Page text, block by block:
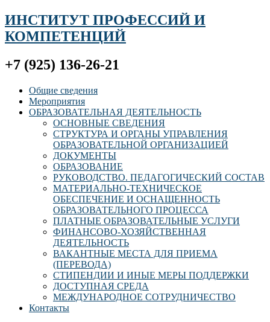
ИНСТИТУТ ПРОФЕССИЙ И
КОМПЕТЕНЦИЙ
+7 (925) 136-26-21
Общие сведения
Мероприятия
ОБРАЗОВАТЕЛЬНАЯ ДЕЯТЕЛЬНОСТЬ
ОСНОВНЫЕ СВЕДЕНИЯ
СТРУКТУРА И ОРГАНЫ УПРАВЛЕНИЯ
ОБРАЗОВАТЕЛЬНОЙ ОРГАНИЗАЦИЕЙ
ДОКУМЕНТЫ
ОБРАЗОВАНИЕ
РУКОВОДСТВО. ПЕДАГОГИЧЕСКИЙ СОСТАВ
МАТЕРИАЛЬНО-ТЕХНИЧЕСКОЕ
ОБЕСПЕЧЕНИЕ И ОСНАЩЕННОСТЬ
ОБРАЗОВАТЕЛЬНОГО ПРОЦЕССА
ПЛАТНЫЕ ОБРАЗОВАТЕЛЬНЫЕ УСЛУГИ
ФИНАНСОВО-ХОЗЯЙСТВЕННАЯ
ДЕЯТЕЛЬНОСТЬ
ВАКАНТНЫЕ МЕСТА ДЛЯ ПРИЕМА
(ПЕРЕВОДА)
СТИПЕНДИИ И ИНЫЕ МЕРЫ ПОДДЕРЖКИ
ДОСТУПНАЯ СРЕДА
МЕЖДУНАРОДНОЕ СОТРУДНИЧЕСТВО
Контакты